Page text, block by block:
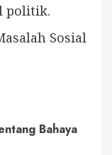
politik.
Sosial
Bahaya